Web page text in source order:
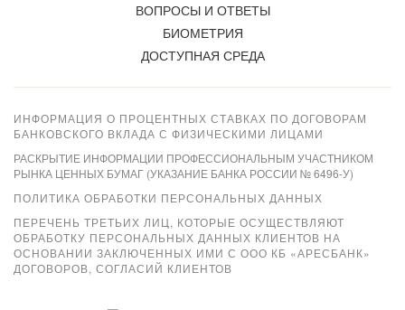
ВОПРОСЫ И ОТВЕТЫ
БИОМЕТРИЯ
ДОСТУПНАЯ СРЕДА
ИНФОРМАЦИЯ О ПРОЦЕНТНЫХ СТАВКАХ ПО ДОГОВОРАМ
БАНКОВСКОГО ВКЛАДА С ФИЗИЧЕСКИМИ ЛИЦАМИ
РАСКРЫТИЕ ИНФОРМАЦИИ ПРОФЕССИОНАЛЬНЫМ УЧАСТНИКОМ
РЫНКА ЦЕННЫХ БУМАГ (УКАЗАНИЕ БАНКА РОССИИ № 6496-У)
ПОЛИТИКА ОБРАБОТКИ ПЕРСОНАЛЬНЫХ ДАННЫХ
ПЕРЕЧЕНЬ ТРЕТЬИХ ЛИЦ, КОТОРЫЕ ОСУЩЕСТВЛЯЮТ
ОБРАБОТКУ ПЕРСОНАЛЬНЫХ ДАННЫХ КЛИЕНТОВ НА
ОСНОВАНИИ ЗАКЛЮЧЕННЫХ ИМИ С ООО КБ «АРЕСБАНК»
ДОГОВОРОВ, СОГЛАСИЙ КЛИЕНТОВ